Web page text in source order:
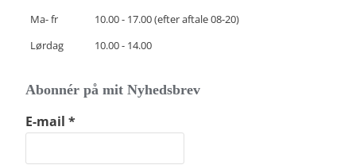
Ma- fr
10.00 - 17.00 (efter aftale 08-20)
Lørdag
10.00 - 14.00
Abonnér på mit Nyhedsbrev
E-mail*